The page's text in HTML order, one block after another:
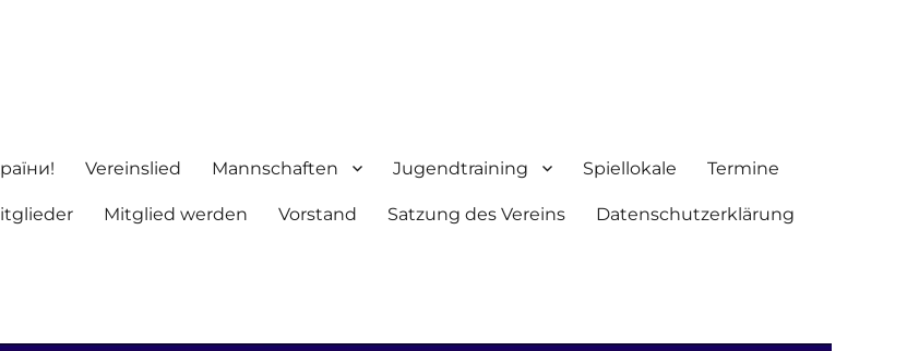
Vereinslied Mannschaften Jugendtraining Spiellokale Termine
Mitglied werden Vorstand Satzung des Vereins Datenschutzerklärung